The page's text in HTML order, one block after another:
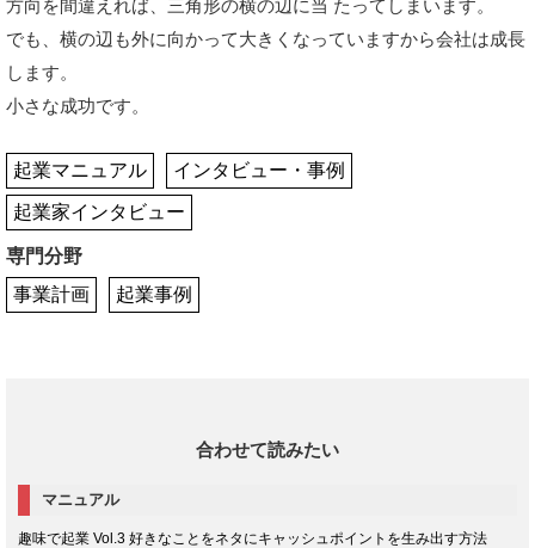
方向を間違えれば、三角形の横の辺に当 たってしまいます。
でも、横の辺も外に向かって大きくなっていますから会社は成長
します。
小さな成功です。
起業マニュアル インタビュー・事例
起業家インタビュー
専門分野
事業計画
起業事例
合わせて読みたい
マニュアル
趣味で起業 Vol.3 好きなことをネタにキャッシュポイントを生み出す方法